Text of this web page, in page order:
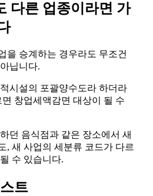
다른 업종이라면 가
을 승계하는 경우라도 무조건
닙니다.
시설의 포괄양수도라 하더라
창업세액감면 대상이 될 수
던 음식점과 같은 장소에서 새
, 새 사업의 세분류 코드가 다르
수 있습니다.
트